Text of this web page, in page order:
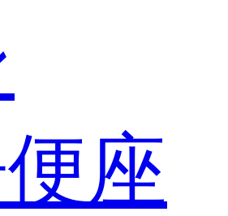
座